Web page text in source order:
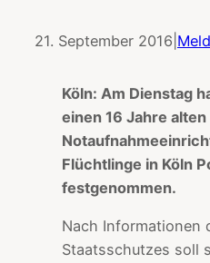
21. September 2016
Köln: Am Dienstag
einen 16 Jahre
Flüchtlinge in Köln
festgenommen.
Nach Informationen
Staatsschutzes soll